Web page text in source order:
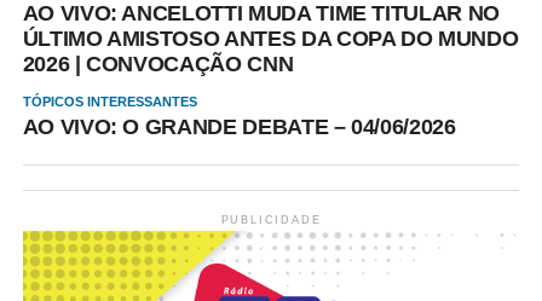
AO VIVO: ANCELOTTI MUDA TIME TITULAR NO
ÚLTIMO AMISTOSO ANTES DA COPA DO MUNDO
2026 | CONVOCAÇÃO CNN
TÓPICOS INTERESSANTES
AO VIVO: O GRANDE DEBATE – 04/06/2026
PUBLICIDADE